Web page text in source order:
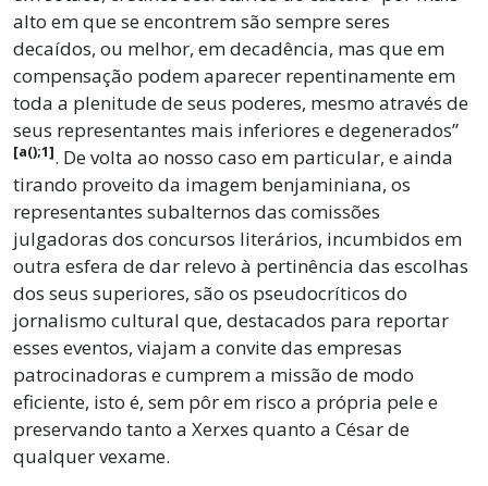
alto em que se encontrem são sempre seres
decaídos, ou melhor, em decadência, mas que em
compensação podem aparecer repentinamente em
toda a plenitude de seus poderes, mesmo através de
seus representantes mais inferiores e degenerados”
[a();1]. De volta ao nosso caso em particular, e ainda
tirando proveito da imagem benjaminiana, os
representantes subalternos das comissões
julgadoras dos concursos literários, incumbidos em
outra esfera de dar relevo à pertinência das escolhas
dos seus superiores, são os pseudocríticos do
jornalismo cultural que, destacados para reportar
esses eventos, viajam a convite das empresas
patrocinadoras e cumprem a missão de modo
eficiente, isto é, sem pôr em risco a própria pele e
preservando tanto a Xerxes quanto a César de
qualquer vexame.